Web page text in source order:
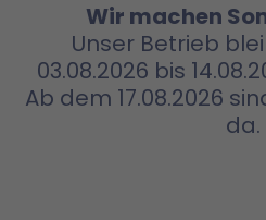
Wir machen
Unser Betrieb
03.08.2026 bis
Ab dem 17.08.2026
da.